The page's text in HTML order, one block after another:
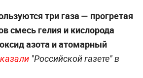
три газа — прогретая
смесь гелия и кислорода
азота и атомарный
"Российской газете" в